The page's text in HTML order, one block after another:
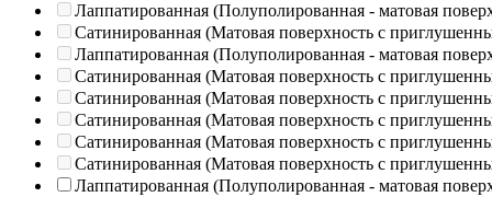
Лаппатированная (Полуполированная - матовая
Сатинированная (Матовая поверхность с
Лаппатированная (Полуполированная - матовая
Сатинированная (Матовая поверхность с
Сатинированная (Матовая поверхность с
Сатинированная (Матовая поверхность с
Сатинированная (Матовая поверхность с
Сатинированная (Матовая поверхность с
Лаппатированная (Полуполированная - матовая